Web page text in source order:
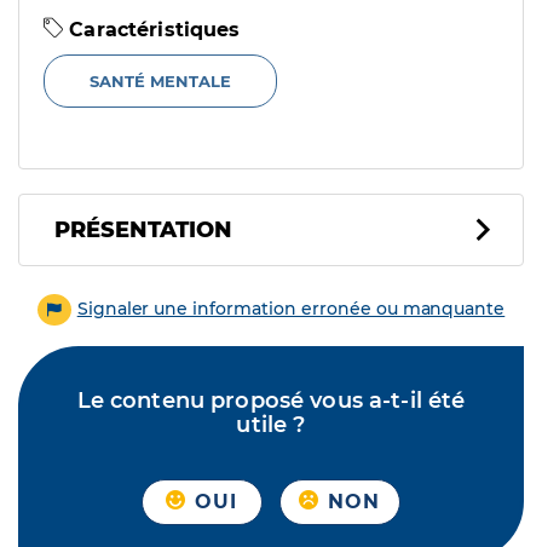
Caractéristiques
SANTÉ MENTALE
PRÉSENTATION
Signaler une information erronée ou manquante
Le contenu proposé vous a-t-il été
utile ?
OUI NON